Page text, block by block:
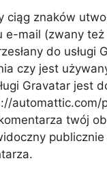
ciąg znaków
e-mail (zwany też
do usługi
czy jest
Gravatar jest
automattic.com/
twój